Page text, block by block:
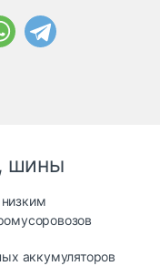
шины
аккумуляторов